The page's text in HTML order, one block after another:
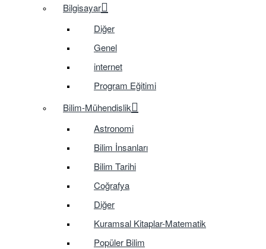
Bilgisayar
Diğer
Genel
internet
Program Eğitimi
Bilim-Mühendislik
Astronomi
Bilim İnsanları
Bilim Tarihi
Coğrafya
Diğer
Kuramsal Kitaplar-Matematik
Popüler Bilim